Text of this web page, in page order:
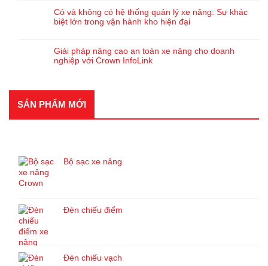
Có và không có hệ thống quản lý xe nâng: Sự khác
biệt lớn trong vận hành kho hiện đại
Giải pháp nâng cao an toàn xe nâng cho doanh
nghiệp với Crown InfoLink
SẢN PHẨM MỚI
Bộ sạc xe nâng
Đèn chiếu điểm
Đèn chiếu vạch